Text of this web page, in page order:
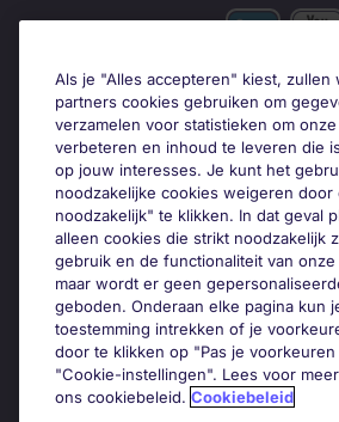
Gebruiksvriendelijke informatie
Prix
Zoek vacatures in
Trends
Voor werkgevers
Als je "Alles accepteren" kiest, zullen
partners cookies gebruiken om
verzamelen voor statistieken om
verbeteren en inhoud te leveren die
op jouw interesses. Je kunt het
noodzakelijke cookies weigeren door
noodzakelijk" te klikken. In dat geval
alleen cookies die strikt noodzakelijk
gebruik en de functionaliteit van
maar wordt er geen
geboden. Onderaan elke pagina kun
toestemming intrekken of je
door te klikken op "Pas je
"Cookie-instellingen". Lees voor
ons cookiebeleid. Cookiebeleid